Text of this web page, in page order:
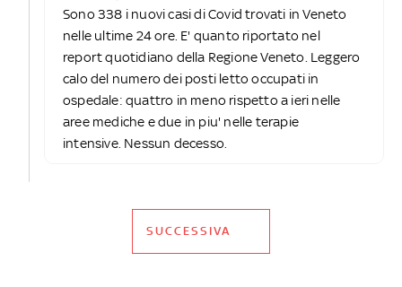
Sono 338 i nuovi casi di Covid trovati in Veneto
nelle ultime 24 ore. E' quanto riportato nel
report quotidiano della Regione Veneto. Leggero
calo del numero dei posti letto occupati in
ospedale: quattro in meno rispetto a ieri nelle
aree mediche e due in piu' nelle terapie
intensive. Nessun decesso.
SUCCESSIVA